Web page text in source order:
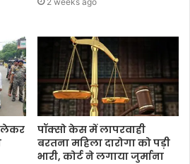
लेकर
पॉक्सो केस में लापरवाही
बरतना महिला दारोगा को पड़ी
भारी, कोर्ट ने लगाया जुर्माना